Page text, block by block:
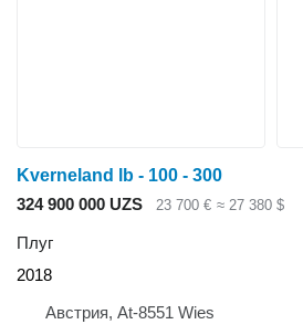
Kverneland lb - 100 - 300
324 900 000 UZS
23 700 € ≈ 27 380 $
Плуг
2018
Австрия, At-8551 Wies